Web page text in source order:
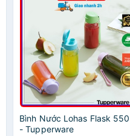
Bình Nước Lohas Flask
- Tupperware